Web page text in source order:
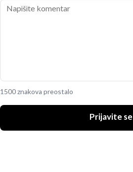
1500 znakova preostalo
Prijavite se